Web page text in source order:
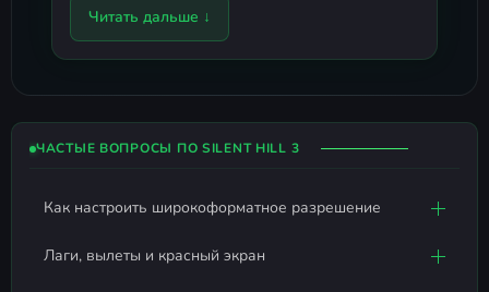
современных мониторах.
Фан-перевод отConq/Hometown.Ru
Русский язык вставлен вместо
французского (сохранён
Улучшен шрифт, исправлены
тексты в меню опций.
Читать дальше ↓
ЧАСТЫЕ ВОПРОСЫ ПО SILENT HILL 3
Как настроить широкоформатное разрешение
Лаги, вылеты и красный экран